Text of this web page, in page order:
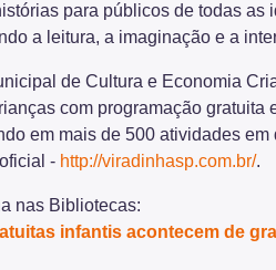
para públicos de todas as
a leitura, a imaginação e a
de Cultura e Economia
com programação gratuita
em mais de 500 atividades
- http://viradinhasp.com.br/.
nas Bibliotecas:
infantis acontecem de